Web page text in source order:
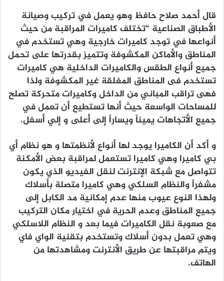
قال أحمد صلاح حافظ وهو يعمل في تركيب وصيانة
الأطباق الصناعية “تختلف كاميرات المراقبة من حيث
أنواعها في توجد كاميرات خارجية وهي تستخدم في
المناطق والأماكن المكشوفة وتتميز بقدرتها على تحمل
جميع أنواع الطقس والكاميرات الداخلية هي كاميرات
تستخدم فى المناطق المغلقة غير المكشوفة ولذا
فهى تراقب المباني من الداخل وكاميرات متحركة تصلح
للمساحات الواسعة حيث أنها تستطيع أن تعمل في
جميع الأتجاهات يميناً ويساراً إلى أعلى و إلي أسفل.
و أكد أن الكاميرا يوجد لها أنواع لأنظمتها و هو نظام أي
بي كاميرا وهي كاميرا تستعمل لمراقبة بعض الأمكنة
تتواصل مع شبكة الإنترنت لنقل الفيديو الذي يكون
مشفراً والنظام السلكي وهي كاميرا متصلة بأسلاك
ولهذا النوع عيوب منها عدم إمكانية مد الكابل إلى
جميع المناطق وعدم الحرية في اختيار مكان التركيب
مع صعوبة نقل الكاميرات فيما بعد و النظام اللاسلكي
وهي تعمل بدون أسلاك وتستخدم بتقنية الواي فاي
ويتم مراقبتها عن طريق الأنترنت ومشاهدتها من
الهاتف.